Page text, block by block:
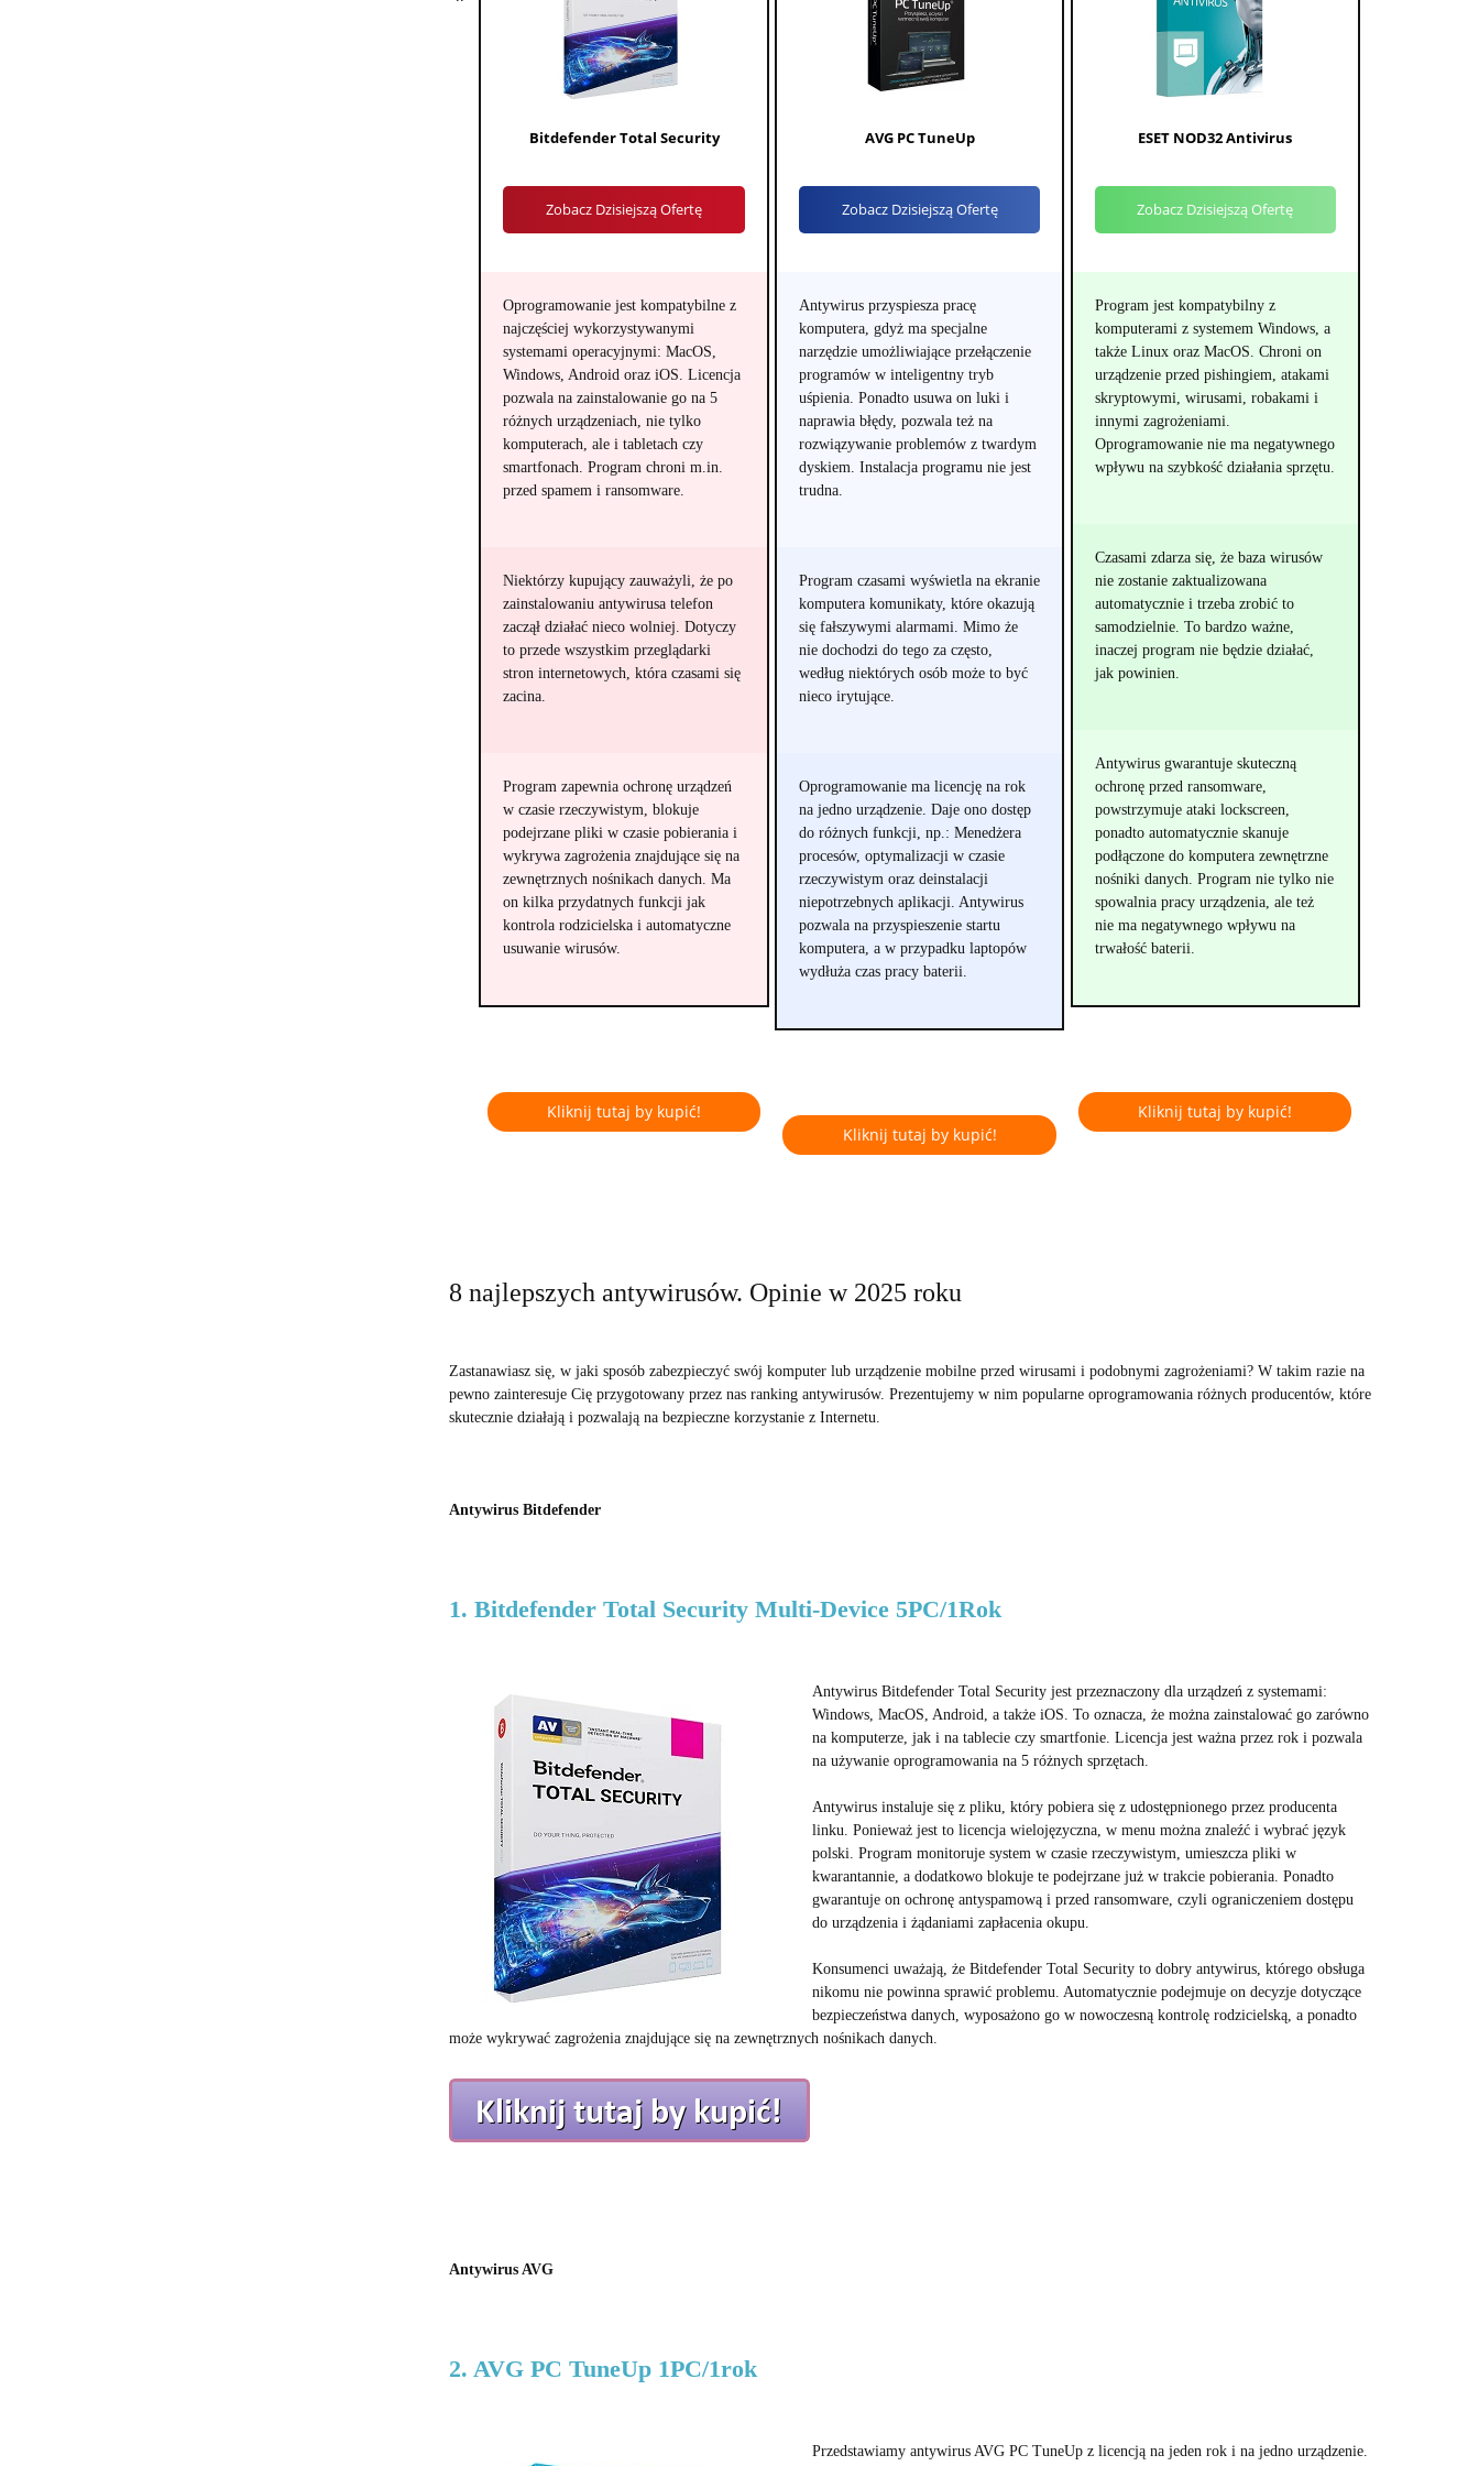
Bitdefender Total Security
Zobacz Dzisiejszą Ofertę
Oprogramowanie jest kompatybilne z
najczęściej wykorzystywanymi
systemami operacyjnymi: MacOS,
Windows, Android oraz iOS. Licencja
pozwala na zainstalowanie go na 5
różnych urządzeniach, nie tylko
komputerach, ale i tabletach czy
smartfonach. Program chroni m.in.
przed spamem i ransomware.
Niektórzy kupujący zauważyli, że po
zainstalowaniu antywirusa telefon
zaczął działać nieco wolniej. Dotyczy
to przede wszystkim przeglądarki
stron internetowych, która czasami się
zacina.
Program zapewnia ochronę urządzeń
w czasie rzeczywistym, blokuje
podejrzane pliki w czasie pobierania i
wykrywa zagrożenia znajdujące się na
zewnętrznych nośnikach danych. Ma
on kilka przydatnych funkcji jak
kontrola rodzicielska i automatyczne
usuwanie wirusów.
Kliknij tutaj by kupić!
AVG PC TuneUp
Zobacz Dzisiejszą Ofertę
Antywirus przyspiesza pracę
komputera, gdyż ma specjalne
narzędzie umożliwiające przełączenie
programów w inteligentny tryb
uśpienia. Ponadto usuwa on luki i
naprawia błędy, pozwala też na
rozwiązywanie problemów z twardym
dyskiem. Instalacja programu nie jest
trudna.
Program czasami wyświetla na ekranie
komputera komunikaty, które okazują
się fałszywymi alarmami. Mimo że
nie dochodzi do tego za często,
według niektórych osób może to być
nieco irytujące.
Oprogramowanie ma licencję na rok
na jedno urządzenie. Daje ono dostęp
do różnych funkcji, np.: Menedżera
procesów, optymalizacji w czasie
rzeczywistym oraz deinstalacji
niepotrzebnych aplikacji. Antywirus
pozwala na przyspieszenie startu
komputera, a w przypadku laptopów
wydłuża czas pracy baterii.
Kliknij tutaj by kupić!
ESET NOD32 Antivirus
Zobacz Dzisiejszą Ofertę
Program jest kompatybilny z
komputerami z systemem Windows, a
także Linux oraz MacOS. Chroni on
urządzenie przed pishingiem, atakami
skryptowymi, wirusami, robakami i
innymi zagrożeniami.
Oprogramowanie nie ma negatywnego
wpływu na szybkość działania sprzętu.
Czasami zdarza się, że baza wirusów
nie zostanie zaktualizowana
automatycznie i trzeba zrobić to
samodzielnie. To bardzo ważne,
inaczej program nie będzie działać,
jak powinien.
Antywirus gwarantuje skuteczną
ochronę przed ransomware,
powstrzymuje ataki lockscreen,
ponadto automatycznie skanuje
podłączone do komputera zewnętrzne
nośniki danych. Program nie tylko nie
spowalnia pracy urządzenia, ale też
nie ma negatywnego wpływu na
trwałość baterii.
Kliknij tutaj by kupić!
8 najlepszych antywirusów. Opinie w 2025 roku
Zastanawiasz się, w jaki sposób zabezpieczyć swój komputer lub urządzenie mobilne przed wirusami i podobnymi zagrożeniami? W takim razie na
pewno zainteresuje Cię przygotowany przez nas ranking antywirusów. Prezentujemy w nim popularne oprogramowania różnych producentów, które
skutecznie działają i pozwalają na bezpieczne korzystanie z Internetu.
Antywirus Bitdefender
1. Bitdefender Total Security Multi-Device 5PC/1Rok
Antywirus Bitdefender Total Security jest przeznaczony dla urządzeń z systemami:
Windows, MacOS, Android, a także iOS. To oznacza, że można zainstalować go zarówno
na komputerze, jak i na tablecie czy smartfonie. Licencja jest ważna przez rok i pozwala
na używanie oprogramowania na 5 różnych sprzętach.
Antywirus instaluje się z pliku, który pobiera się z udostępnionego przez producenta
linku. Ponieważ jest to licencja wielojęzyczna, w menu można znaleźć i wybrać język
polski. Program monitoruje system w czasie rzeczywistym, umieszcza pliki w
kwarantannie, a dodatkowo blokuje te podejrzane już w trakcie pobierania. Ponadto
gwarantuje on ochronę antyspamową i przed ransomware, czyli ograniczeniem dostępu
do urządzenia i żądaniami zapłacenia okupu.
Konsumenci uważają, że Bitdefender Total Security to dobry antywirus, którego obsługa
nikomu nie powinna sprawić problemu. Automatycznie podejmuje on decyzje dotyczące
bezpieczeństwa danych, wyposażono go w nowoczesną kontrolę rodzicielską, a ponadto
może wykrywać zagrożenia znajdujące się na zewnętrznych nośnikach danych.
Antywirus AVG
2. AVG PC TuneUp 1PC/1rok
Przedstawiamy antywirus AVG PC TuneUp z licencją na jeden rok i na jedno urządzenie.